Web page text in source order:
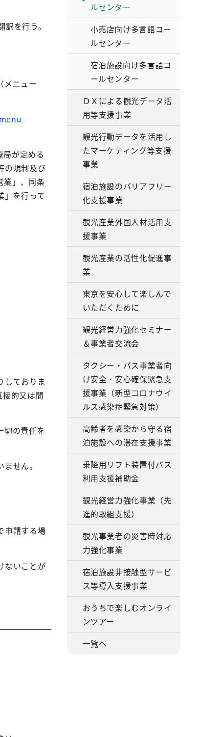
を行う。
メニュー
が定める
の規制及び
業」、同条
」を行って
しておりま
的又は間
切の責任を
せん。
申請する場
ないことが
ルセンター
小売店向け多言語コー
ルセンター
宿泊施設向け多言語コ
ールセンター
ＤＸによる観光データ活
用等支援事業
観光行動データを活用し
たマーケティング等支援
事業
宿泊施設のバリアフリー
化支援事業
観光産業外国人材活用支
援事業
観光産業の活性化促進事
業
東京を安心して楽しんで
いただくために
観光経営力強化セミナー
＆事業者交流会
タクシー・バス事業者向
け安全・安心確保緊急支
援事業（新型コロナウイ
ルス感染症緊急対策）
高齢者を感染から守る宿
泊施設への滞在支援事業
乗降用リフト装置付バス
利用支援補助金
観光経営力強化事業（先
進的取組支援）
観光事業者の災害時対応
力強化事業
宿泊施設非接触型サービ
ス等導入支援事業
おうちで楽しむオンライ
ンツアー
一覧へ